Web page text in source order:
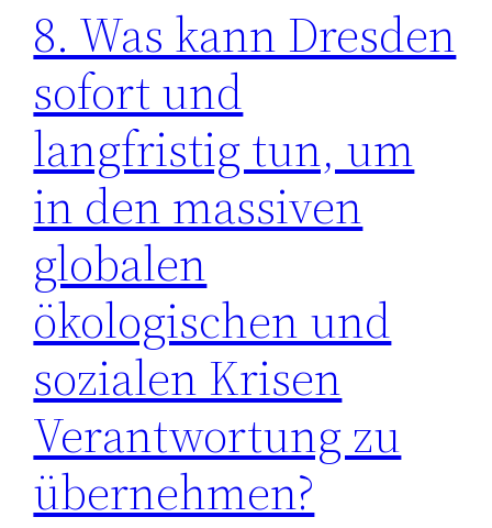
8. Was kann Dresden
sofort und
langfristig tun, um
in den massiven
globalen
ökologischen und
sozialen Krisen
Verantwortung zu
übernehmen?